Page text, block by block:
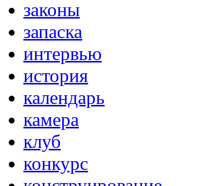
законы
запаска
интервью
история
календарь
камера
клуб
конкурс